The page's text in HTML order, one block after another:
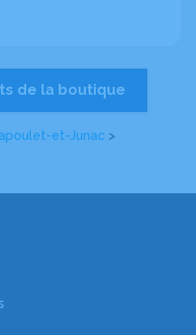
et-Junac >
de la boutique